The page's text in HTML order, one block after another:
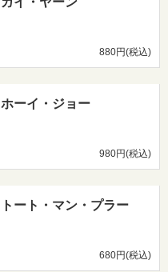
880円(税込)
ホーイ・ジョー
980円(税込)
トート・マン・プラー
680円(税込)